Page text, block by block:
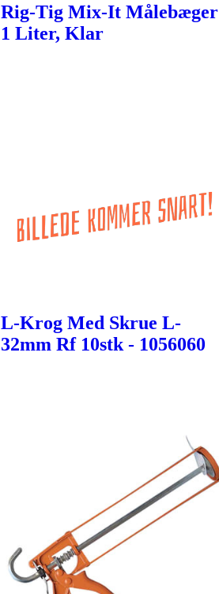
Rig-Tig Mix-It Målebæger
1 Liter, Klar
L-Krog Med Skrue L-
32mm Rf 10stk - 1056060